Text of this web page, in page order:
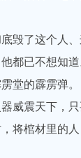
了这个人、
都已不想知道
的霹雳弹。
震天下，只
将棺材里的